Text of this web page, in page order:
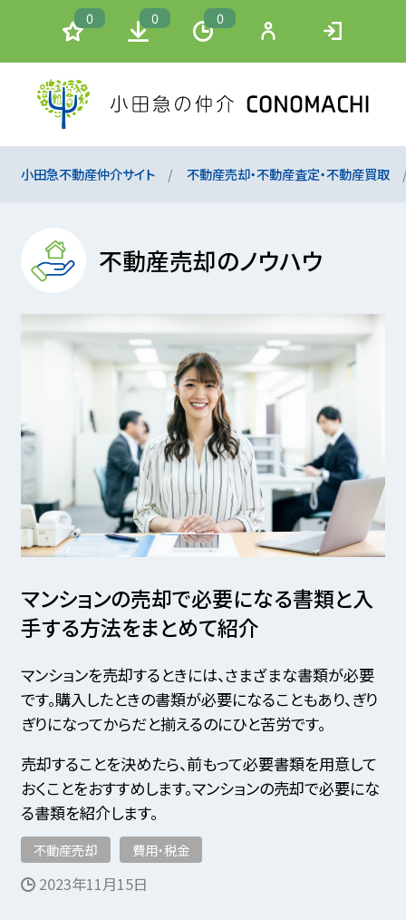
0 0 0
小田急不動産仲介サイト 不動産売却・不動産査定・不動産買取
不動産売却のノウハウ
マンションの売却で必要になる書類と入
手する方法をまとめて紹介
マンションを売却するときには、さまざまな書類が必要
です。購入したときの書類が必要になることもあり、ぎり
ぎりになってからだと揃えるのにひと苦労です。
売却することを決めたら、前もって必要書類を用意して
おくことをおすすめします。マンションの売却で必要にな
る書類を紹介します。
不動産売却 費用・税金
2023年11月15日